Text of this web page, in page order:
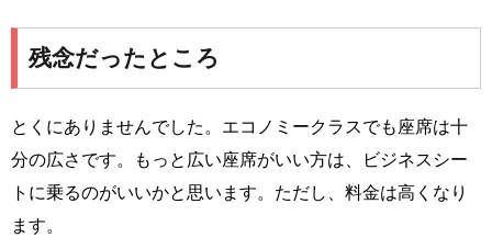
残念だったところ
とくにありませんでした。エコノミークラスでも座席は十
分の広さです。もっと広い座席がいい方は、ビジネスシー
トに乗るのがいいかと思います。ただし、料金は高くなり
ます。